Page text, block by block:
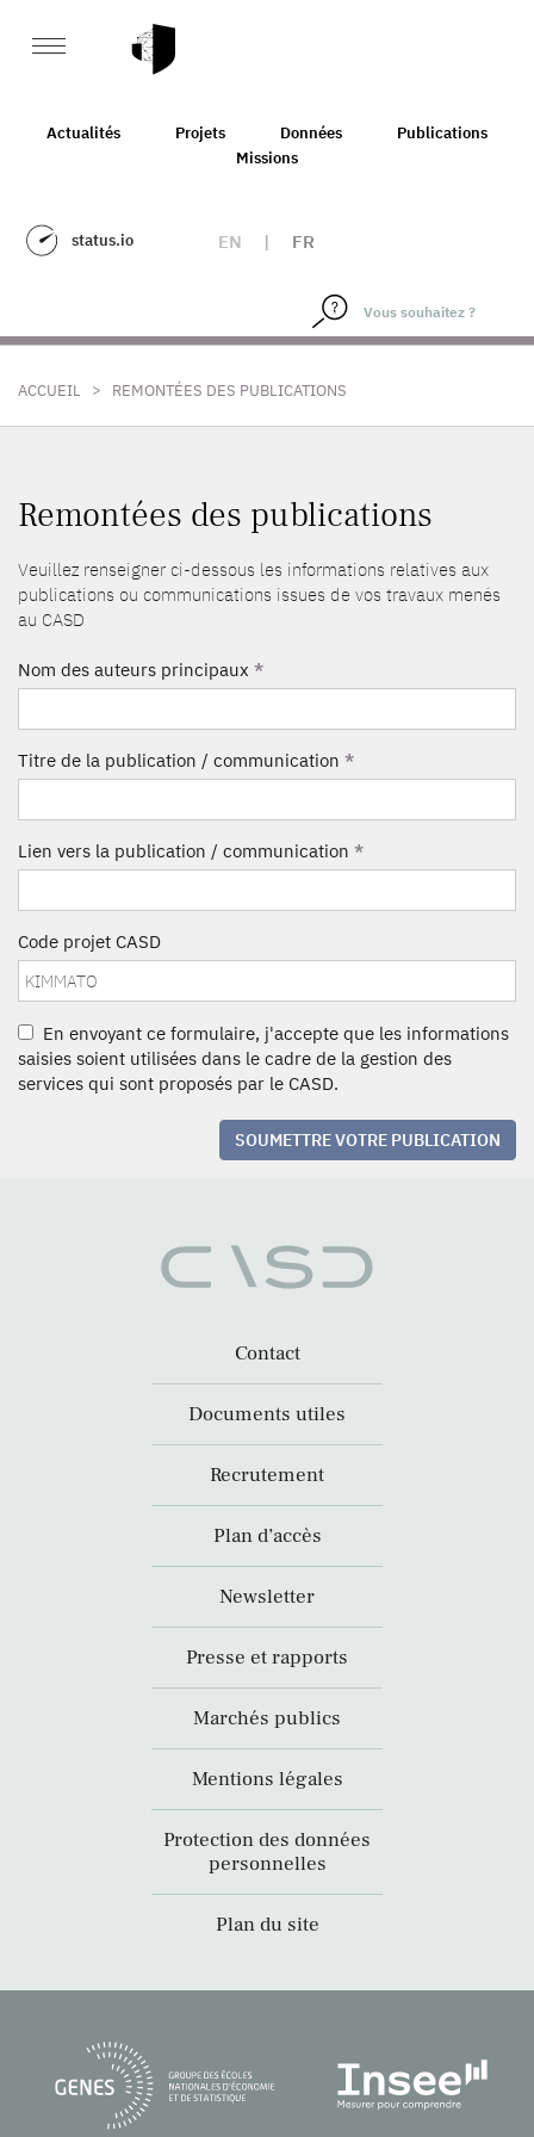
Actualités Projets Données
Publications
Missions
status.io EN | FR
ACCUEIL > REMONTÉES DES PUBLICATIONS
Remontées des publications
Veuillez renseigner ci-dessous les informations relatives aux
publications ou communications issues de vos travaux menés
au CASD
Nom des auteurs principaux *
Titre de la publication / communication *
Lien vers la publication / communication *
Code projet CASD
En envoyant ce formulaire, j'accepte que les informations
saisies soient utilisées dans le cadre de la gestion des
services qui sont proposés par le CASD.
SOUMETTRE VOTRE PUBLICATION
Contact
Documents utiles
Recrutement
Plan d’accès
Newsletter
Presse et rapports
Marchés publics
Mentions légales
Protection des données
personnelles
Plan du site